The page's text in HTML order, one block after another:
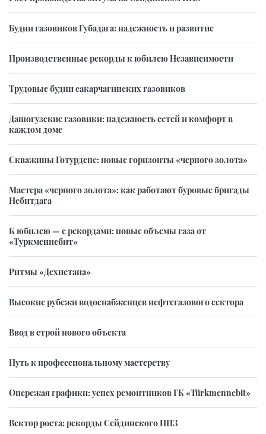
Будни газовиков Губадага: надежность и развитие
Производственные рекорды к юбилею Независимости
Трудовые будни сакарчагинских газовиков
Дашогузские газовики: надежность сетей и комфорт в
каждом доме
Скважины Готурдепе: новые горизонты «черного золота»
Мастера «черного золота»: как работают буровые бригады
Небитдага
К юбилею — с рекордами: новые объемы газа от
«Туркменнебит»
Ритмы «Дехистана»
Высокие рубежи водоснабженцев нефтегазового сектора
Ввод в строй нового объекта
Путь к профессиональному мастерству
Опережая графики: успех ремонтников ГК «Türkmennebit»
Вектор роста: рекорды Сейдинского НПЗ